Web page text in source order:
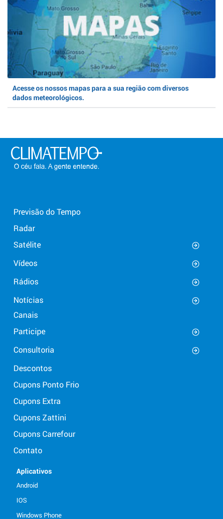
Acesse os nossos mapas para a sua região com diversos
dados meteorológicos.
Previsão do Tempo
Radar
Satélite
Vídeos
Rádios
Notícias
Canais
Participe
Consultoria
Descontos
Cupons Ponto Frio
Cupons Extra
Cupons Zattini
Cupons Carrefour
Contato
Aplicativos
Android
IOS
Windows Phone